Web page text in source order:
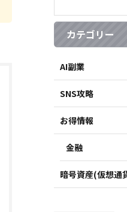
カテゴリー
AI副業
SNS攻略
お得情報
金融
暗号資産(仮想通